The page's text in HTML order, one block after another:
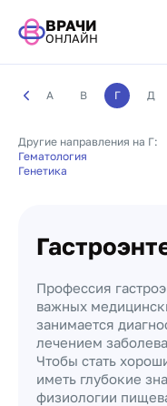
ВРАЧИ
ОНЛАЙН
А В Г Д
Другие направления на Г:
Гематология
Генетика
Профессия
важных
занимается
лечением
Чтобы стать
иметь глубокие
физиологии